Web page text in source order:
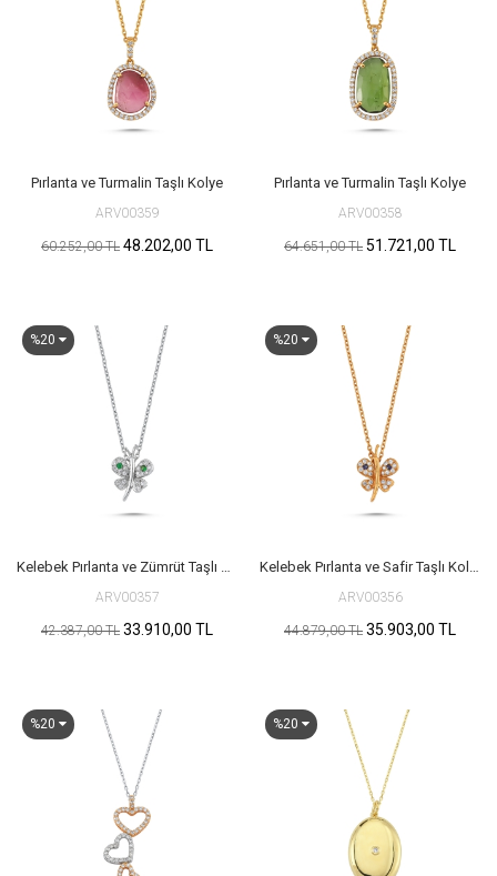
Pırlanta ve Turmalin Taşlı Kolye
ARV00359
60.252,00 TL 48.202,00 TL
Pırlanta ve Turmalin Taşlı Kolye
ARV00358
64.651,00 TL 51.721,00 TL
%20
Kelebek Pırlanta ve Zümrüt Taşlı Kolye
ARV00357
42.387,00 TL 33.910,00 TL
%20
Kelebek Pırlanta ve Safir Taşlı Kolye
ARV00356
44.879,00 TL 35.903,00 TL
%20 %20